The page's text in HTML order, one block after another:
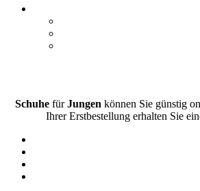
SchuhefürJungen können Sie günstig
Ihrer Erstbestellung erhalten Sie